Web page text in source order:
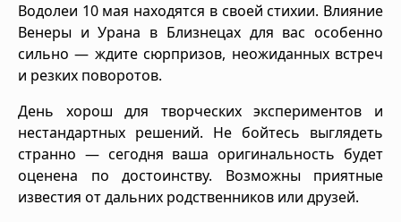
Водолеи 10 мая находятся в своей стихии. Влияние
Венеры и Урана в Близнецах для вас особенно
сильно — ждите сюрпризов, неожиданных встреч
и резких поворотов.
День хорош для творческих экспериментов и
нестандартных решений. Не бойтесь выглядеть
странно — сегодня ваша оригинальность будет
оценена по достоинству. Возможны приятные
известия от дальних родственников или друзей.